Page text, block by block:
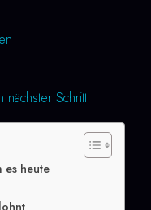
Schritt
es heute